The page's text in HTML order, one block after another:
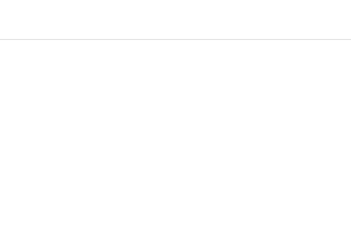
दरबार में अध्यक्ष हेमंत खंडेलवाल, BJP की मजबूती का मांगा आशीर्वाद